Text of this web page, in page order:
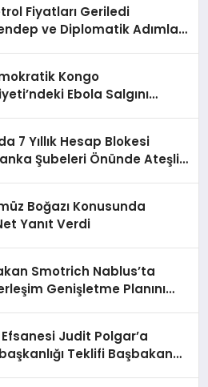
Fiyatları Geriledi
ve Diplomatik Adımlar
Kongo
Ebola Salgını
7 Yıllık Hesap Blokesi
Şubeleri Önünde Ateşli
Boğazı Konusunda
Yanıt Verdi
Smotrich Nablus’ta
Genişletme Planını
Judit Polgar’a
Teklifi Başbakan